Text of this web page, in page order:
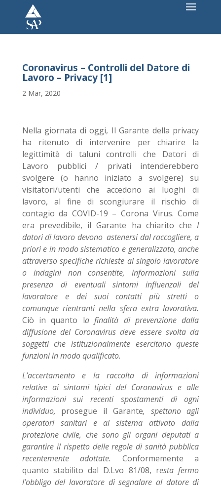
Coronavirus – Controlli del Datore di
Lavoro – Privacy [1]
2 Mar, 2020
Nella giornata di oggi, Il Garante della privacy
ha ritenuto di intervenire per chiarire la
legittimità di taluni controlli che Datori di
Lavoro pubblici / privati intenderebbero
svolgere (o hanno iniziato a svolgere) su
visitatori/utenti che accedono ai luoghi di
lavoro, al fine di scongiurare il rischio di
contagio da COVID-19 – Corona Virus. Come
era prevedibile, il Garante ha chiarito cheI
datori di lavoro devono astenersi dal raccogliere, a
priori e in modo sistematico e generalizzato, anche
attraverso specifiche richieste al singolo lavoratore
o indagini non consentite, informazioni sulla
presenza di eventuali sintomi influenzali del
lavoratore e dei suoi contatti più stretti o
comunque rientranti nella sfera extra lavorativa.
Ciò in quanto la finalità di prevenzione dalla
diffusione del Coronavirus deve essere svolta da
soggetti che istituzionalmente esercitano queste
funzioni in modo qualificato.
L’accertamento e la raccolta di informazioni
relative ai sintomi tipici del Coronaviruse alle
informazioni sui recenti spostamenti di ogni
individuo, prosegue il Garante, spettano agli
operatori sanitari e al sistema attivato dalla
protezione civile, che sono gli organi deputati a
garantire il rispetto delle regole di sanità pubblica
recentemente adottate.
Conformemente a
quanto stabilito dal D.Lvo 81/08, resta fermo
l’obbligo del lavoratore di segnalare al datore di